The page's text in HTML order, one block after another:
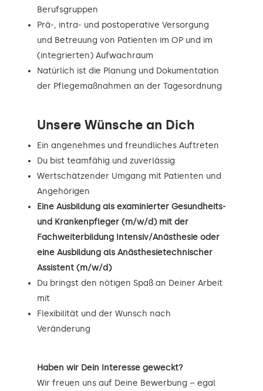
Berufsgruppen
Prä-, intra- und postoperative Versorgung
und Betreuung von Patienten im OP und im
(integrierten) Aufwachraum
Natürlich ist die Planung und Dokumentation
der Pflegemaßnahmen an der Tagesordnung
Unsere Wünsche an Dich
Ein angenehmes und freundliches Auftreten
Du bist teamfähig und zuverlässig
Wertschätzender Umgang mit Patienten und
Angehörigen
Eine Ausbildung als examinierter Gesundheits-
und Krankenpfleger (m/w/d) mit der
Fachweiterbildung Intensiv/Anästhesie oder
eine Ausbildung als Anästhesietechnischer
Assistent (m/w/d)
Du bringst den nötigen Spaß an Deiner Arbeit
mit
Flexibilität und der Wunsch nach
Veränderung
Haben wir Dein Interesse geweckt?
Wir freuen uns auf Deine Bewerbung – egal